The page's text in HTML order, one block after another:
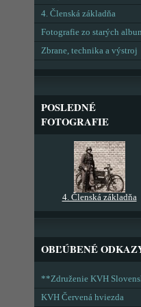
4. Členská základňa
Fotografie zo starých
Zbrane, technika a výstroj
POSLEDNÉ
FOTOGRAFIE
4. Členská základňa
OBĽÚBENÉ
**Združenie KVH
KVH Červená hviezda